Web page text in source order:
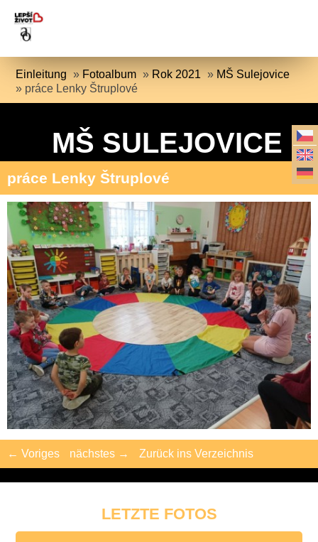
Einleitung » Fotoalbum » Rok 2021 » MŠ Sulejovice
» práce Lenky Štruplové
MŠ SULEJOVICE
práce Lenky Štruplové
← Voriges nächstes → Zurück ins Verzeichnis
LETZTE FOTOS